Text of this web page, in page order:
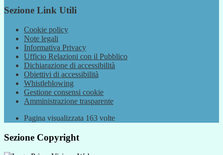
Sezione Link Utili
Cookie policy
Note legali
Informativa Privacy
Ufficio Relazioni con il Pubblico
Dichiarazione di accessibilità
Obiettivi di accessibilità
Whistleblowing
Gestione consensi cookie
Amministrazione trasparente
Pagina visualizzata 163 volte
Sezione Copyright